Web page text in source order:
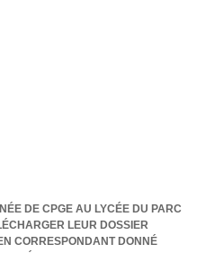
DE CPGE AU LYCÉE DU PARC
LEUR DOSSIER
CORRESPONDANT DONNÉ